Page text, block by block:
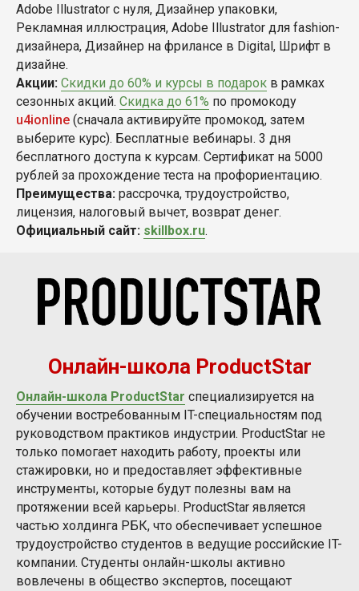
Adobe Illustrator с нуля, Дизайнер упаковки,
Рекламная иллюстрация, Adobe Illustrator для fashion-
дизайнера, Дизайнер на фрилансе в Digital, Шрифт в
дизайне.
Акции: Скидки до 60% и курсы в подарок в рамках
сезонных акций. Скидка до 61% по промокоду
u4ionline (сначала активируйте промокод, затем
выберите курс). Бесплатные вебинары. 3 дня
бесплатного доступа к курсам. Сертификат на 5000
рублей за прохождение теста на профориентацию.
Преимущества: рассрочка, трудоустройство,
лицензия, налоговый вычет, возврат денег.
Официальный сайт: skillbox.ru.
Онлайн-школа ProductStar
Онлайн-школа ProductStar специализируется на
обучении востребованным IT-специальностям под
руководством практиков индустрии. ProductStar не
только помогает находить работу, проекты или
стажировки, но и предоставляет эффективные
инструменты, которые будут полезны вам на
протяжении всей карьеры. ProductStar является
частью холдинга РБК, что обеспечивает успешное
трудоустройство студентов в ведущие российские IT-
компании. Студенты онлайн-школы активно
вовлечены в общество экспертов, посещают